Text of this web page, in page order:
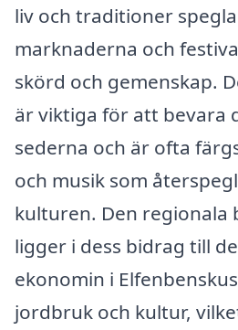
liv och traditioner
marknaderna och
skörd och gemenskap.
är viktiga för att bevara
sederna och är ofta
och musik som
kulturen. Den regionala
ligger i dess bidrag till
ekonomin i
jordbruk och kultur,